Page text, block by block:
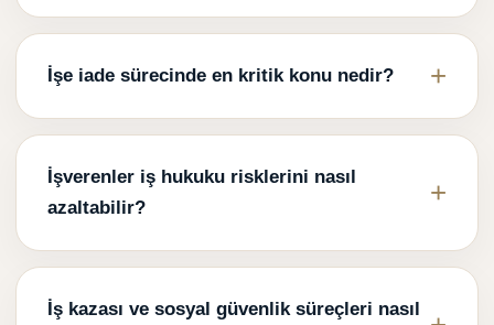
İşe iade sürecinde en kritik konu nedir?
İşverenler iş hukuku risklerini nasıl
azaltabilir?
İş kazası ve sosyal güvenlik süreçleri nasıl